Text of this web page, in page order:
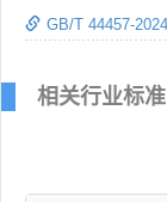
GB/T 44457-
相关行业标准